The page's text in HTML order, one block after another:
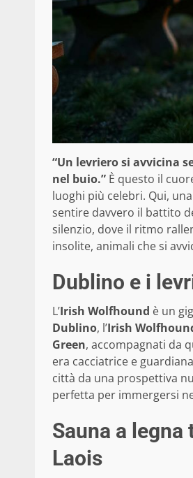
“Un levriero si avvicina
nel buio.” È questo il
luoghi più celebri. Qui,
sentire davvero il battito
silenzio, dove il ritmo
insolite, animali che si
Dublino e i
L’Irish Wolfhound è un
Dublino, l’Irish
Green, accompagnati da
era cacciatrice e
città da una prospettiva
perfetta per immergersi
Sauna a
Laois